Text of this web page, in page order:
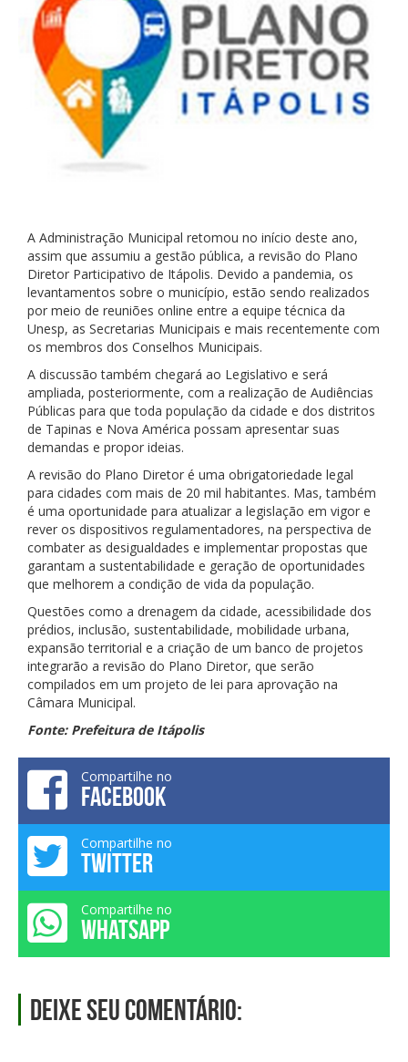
A Administração Municipal retomou no início deste ano,
assim que assumiu a gestão pública, a revisão do Plano
Diretor Participativo de Itápolis. Devido a pandemia, os
levantamentos sobre o município, estão sendo realizados
por meio de reuniões online entre a equipe técnica da
Unesp, as Secretarias Municipais e mais recentemente com
os membros dos Conselhos Municipais.
A discussão também chegará ao Legislativo e será
ampliada, posteriormente, com a realização de Audiências
Públicas para que toda população da cidade e dos distritos
de Tapinas e Nova América possam apresentar suas
demandas e propor ideias.
A revisão do Plano Diretor é uma obrigatoriedade legal
para cidades com mais de 20 mil habitantes. Mas, também
é uma oportunidade para atualizar a legislação em vigor e
rever os dispositivos regulamentadores, na perspectiva de
combater as desigualdades e implementar propostas que
garantam a sustentabilidade e geração de oportunidades
que melhorem a condição de vida da população.
Questões como a drenagem da cidade, acessibilidade dos
prédios, inclusão, sustentabilidade, mobilidade urbana,
expansão territorial e a criação de um banco de projetos
integrarão a revisão do Plano Diretor, que serão
compilados em um projeto de lei para aprovação na
Câmara Municipal.
Fonte: Prefeitura de Itápolis
Compartilhe no
FACEBOOK
Compartilhe no
TWITTER
Compartilhe no
WHATSAPP
Deixe seu comentário: